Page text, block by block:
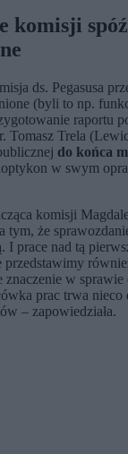
komisji
ds. Pegasusa
(byli to np.
raportu
Tomasz Trela
do końca
w swym
komisji
tym, że
I prace nad tą
przedstawimy
znaczenie w sprawie
prac trwa nieco
– zapowiedziała.